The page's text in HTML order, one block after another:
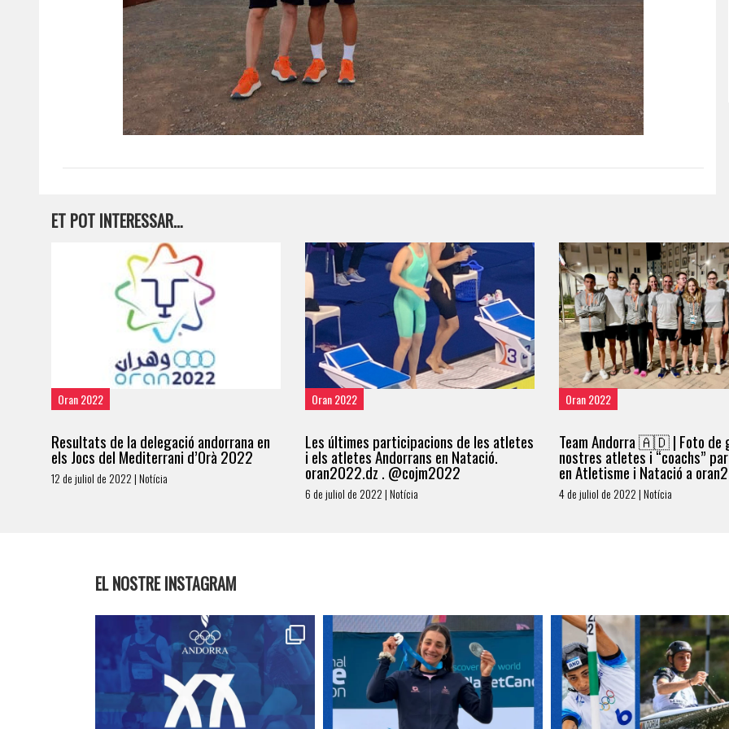
ET POT INTERESSAR…
Oran 2022
Resultats de la delegació andorrana en
els Jocs del Mediterrani d’Orà 2022
12 de juliol de 2022 | Notícia
Oran 2022
Les últimes participacions de les atletes
i els atletes Andorrans en Natació.
oran2022.dz . @cojm2022
6 de juliol de 2022 | Notícia
Oran 2022
Team Andorra 🇦🇩 | Foto de
nostres atletes i “coachs”
en Atletisme i Natació a
4 de juliol de 2022 | Notícia
EL NOSTRE INSTAGRAM